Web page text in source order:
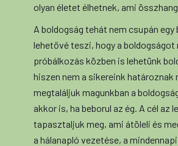
olyan életet élhetnek, ami
A boldogság tehát nem csupán
lehetővé teszi, hogy a
próbálkozás közben is lehetünk
hiszen nem a sikereink
megtaláljuk magunkban a
akkor is, ha beborul az ég. A cél az
tapasztaljuk meg, ami átöleli és
a hálanapló vezetése, a